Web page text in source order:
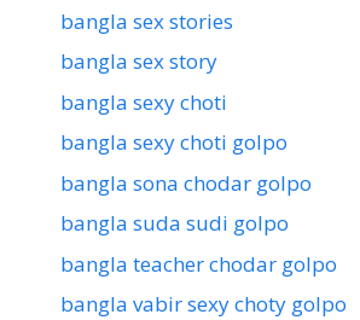
bangla sex stories
bangla sex story
bangla sexy choti
bangla sexy choti golpo
bangla sona chodar golpo
bangla suda sudi golpo
bangla teacher chodar golpo
bangla vabir sexy choty golpo